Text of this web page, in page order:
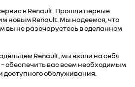
в Renault. Прошли первые
новым Renault. Мы надеемся, что
вы не разочаруетесь в сделанном
Renault, мы взяли на себя
обеспечить вас всем необходимым
доступного обслуживания.